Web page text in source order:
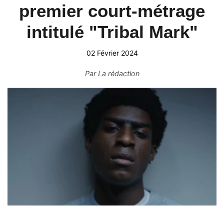
premier court-métrage
intitulé "Tribal Mark"
02 Février 2024
ParLa rédaction